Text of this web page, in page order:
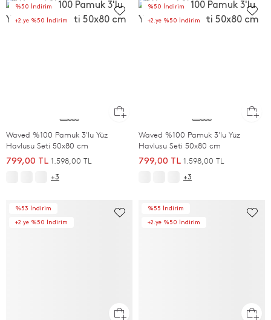
%50 İndirim
+2.ye %50 İndirim
Waved %100 Pamuk 3'lu Yüz
Havlusu Seti 50x80 cm
799,00 TL 1.598,00 TL
+3
%50 İndirim
+2.ye %50 İndirim
Waved %100 Pamuk 3'lu Yüz
Havlusu Seti 50x80 cm
799,00 TL 1.598,00 TL
+3
%53 İndirim
+2.ye %50 İndirim
%55 İndirim
+2.ye %50 İndirim